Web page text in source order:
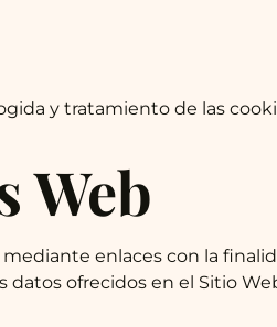
y tratamiento de las
Web
enlaces con la
ofrecidos en el Sitio